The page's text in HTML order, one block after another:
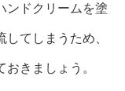
ンドクリームを塗
てしまうため、
おきましょう。